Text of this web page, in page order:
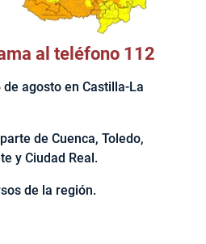
al teléfono 112
de agosto en Castilla-La
de Cuenca, Toledo,
y Ciudad Real.
de la región.